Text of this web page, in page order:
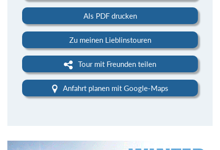
Als PDF drucken
Zu meinen Lieblinstouren
Tour mit Freunden teilen
Anfahrt planen mit Google-Maps